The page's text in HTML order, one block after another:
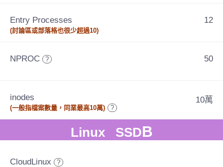
Entry Processes
(討論區或部落格也很少超過10)
12
NPROC ? 50
inodes
(一般指檔案數量，同業最高10萬) ?
10萬
Linux SSDB
CloudLinux ?